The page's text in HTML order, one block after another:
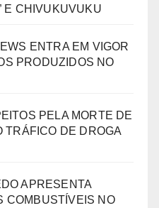
E CHIVUKUVUKU
ENTRA EM VIGOR
PRODUZIDOS NO
PELA MORTE DE
TRÁFICO DE DROGA
APRESENTA
COMBUSTÍVEIS NO